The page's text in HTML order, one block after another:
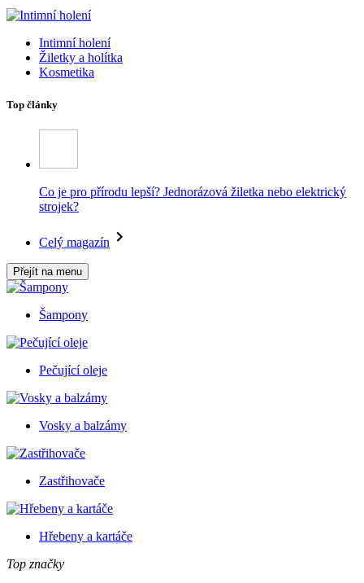
Intimní holení
Žiletky a holítka
Kosmetika
Top články
Co je pro přírodu lepší? Jednorázová žiletka nebo elektrický
strojek?
Celý magazín
Přejít na menu
Šampony
Pečující oleje
Vosky a balzámy
Zastřihovače
Hřebeny a kartáče
Top značky